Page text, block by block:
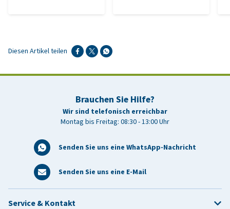
Diesen Artikel teilen
Brauchen Sie Hilfe?
Wir sind telefonisch erreichbar
Montag bis Freitag: 08:30 - 13:00 Uhr
Senden Sie uns eine WhatsApp-Nachricht
Senden Sie uns eine E-Mail
Service & Kontakt